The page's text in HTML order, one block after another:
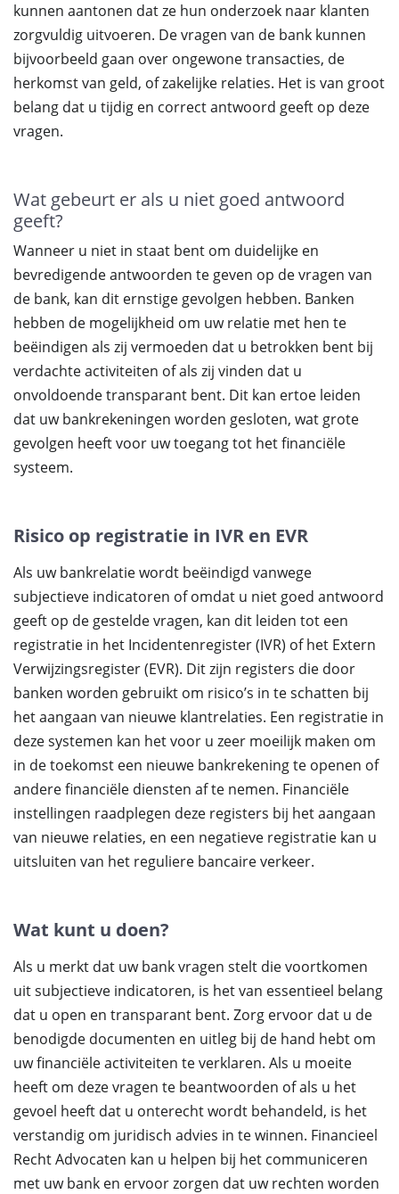
kunnen aantonen dat ze hun onderzoek naar klanten
zorgvuldig uitvoeren. De vragen van de bank kunnen
bijvoorbeeld gaan over ongewone transacties, de
herkomst van geld, of zakelijke relaties. Het is van groot
belang dat u tijdig en correct antwoord geeft op deze
vragen.
Wat gebeurt er als u niet goed antwoord
geeft?
Wanneer u niet in staat bent om duidelijke en
bevredigende antwoorden te geven op de vragen van
de bank, kan dit ernstige gevolgen hebben. Banken
hebben de mogelijkheid om uw relatie met hen te
beëindigen als zij vermoeden dat u betrokken bent bij
verdachte activiteiten of als zij vinden dat u
onvoldoende transparant bent. Dit kan ertoe leiden
dat uw bankrekeningen worden gesloten, wat grote
gevolgen heeft voor uw toegang tot het financiële
systeem.
Risico op registratie in IVR en EVR
Als uw bankrelatie wordt beëindigd vanwege
subjectieve indicatoren of omdat u niet goed antwoord
geeft op de gestelde vragen, kan dit leiden tot een
registratie in het Incidentenregister (IVR) of het Extern
Verwijzingsregister (EVR). Dit zijn registers die door
banken worden gebruikt om risico’s in te schatten bij
het aangaan van nieuwe klantrelaties. Een registratie in
deze systemen kan het voor u zeer moeilijk maken om
in de toekomst een nieuwe bankrekening te openen of
andere financiële diensten af te nemen. Financiële
instellingen raadplegen deze registers bij het aangaan
van nieuwe relaties, en een negatieve registratie kan u
uitsluiten van het reguliere bancaire verkeer.
Wat kunt u doen?
Als u merkt dat uw bank vragen stelt die voortkomen
uit subjectieve indicatoren, is het van essentieel belang
dat u open en transparant bent. Zorg ervoor dat u de
benodigde documenten en uitleg bij de hand hebt om
uw financiële activiteiten te verklaren. Als u moeite
heeft om deze vragen te beantwoorden of als u het
gevoel heeft dat u onterecht wordt behandeld, is het
verstandig om juridisch advies in te winnen. Financieel
Recht Advocaten kan u helpen bij het communiceren
met uw bank en ervoor zorgen dat uw rechten worden